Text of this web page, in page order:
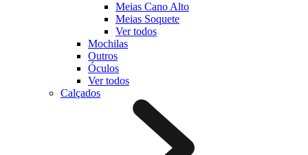
Meias Cano Alto
Meias Soquete
Ver todos
Mochilas
Outros
Óculos
Ver todos
Calçados